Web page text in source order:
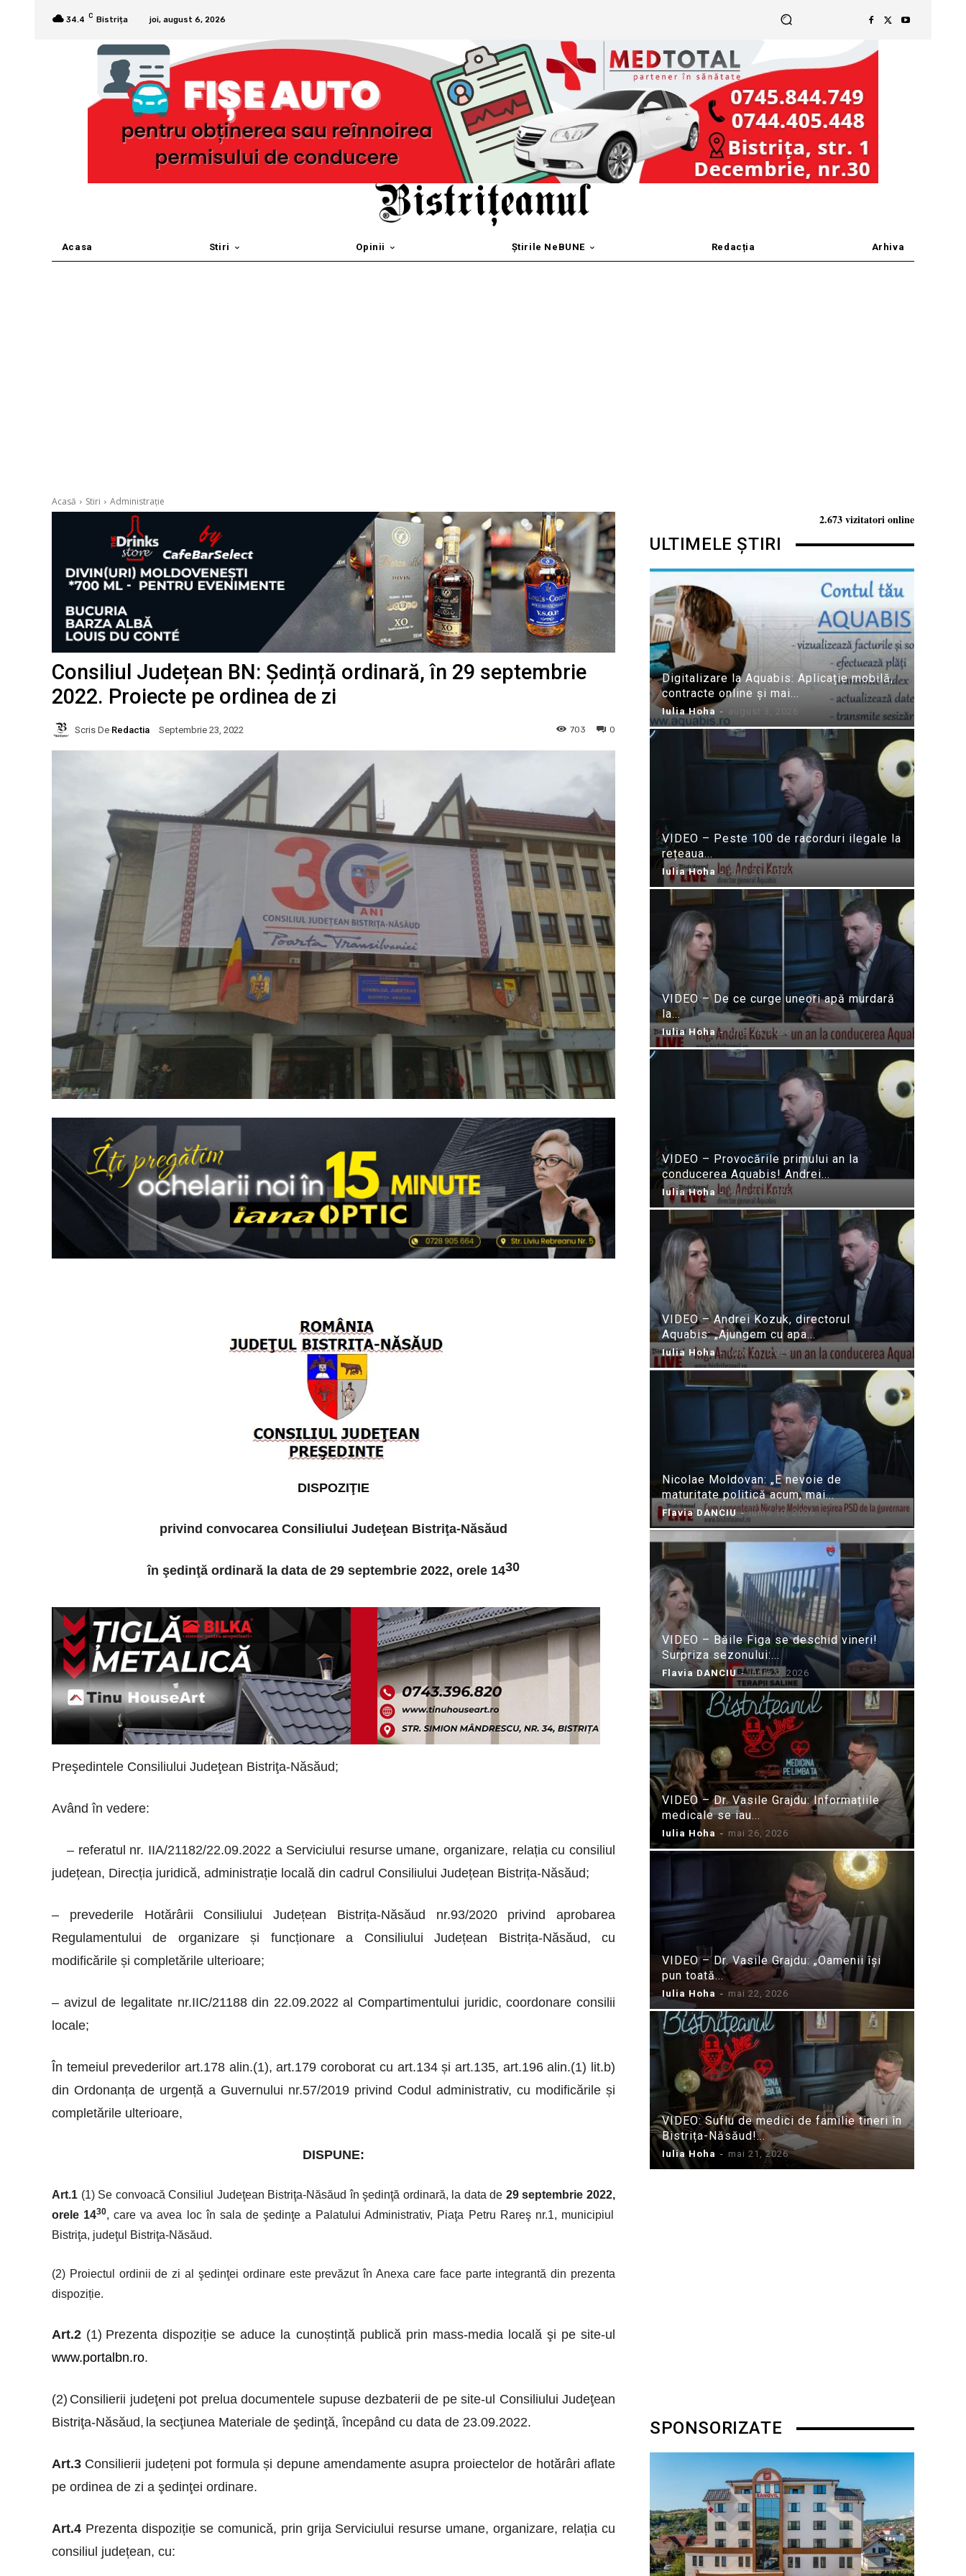
34.4 C Bistrița joi, august 6, 2026
Acasa Stiri Opinii Știrile NeBUNE Redacția Arhiva
Acasă Stiri Administrație
Consiliul Județean BN: Ședință ordinară, în 29 septembrie
2022. Proiecte pe ordinea de zi
Scris De Redactia Septembrie 23, 2022 0
703
DISPOZIŢIE
privind convocarea Consiliului Judeţean Bistriţa-Năsăud
în şedinţă ordinară la data de 29 septembrie 2022, orele 1430
Preşedintele Consiliului Judeţean Bistriţa-Năsăud;
Avândîn vedere:
– referatul nr. IIA/21182/22.09.2022 a Serviciului resurse umane, organizare, relația cu consiliul
județean, Direcția juridică, administrație locală din cadrul Consiliului Județean Bistrița-Năsăud;
– prevederile Hotărârii Consiliului Județean Bistrița-Năsăud nr.93/2020 privind aprobarea
Regulamentului de organizare și funcționare a Consiliului Județean Bistrița-Năsăud, cu
modificările și completările ulterioare;
– avizul de legalitate nr.IIC/21188 din 22.09.2022 al Compartimentului juridic, coordonare consilii
locale;
În temeiul prevederilor art.178 alin.(1), art.179 coroborat cu art.134 și art.135, art.196 alin.(1) lit.b)
din Ordonanța de urgență a Guvernului nr.57/2019 privind Codul administrativ, cu modificările și
completările ulterioare,
DISPUNE:
Art.1 (1) Se convoacă Consiliul Judeţean Bistriţa-Năsăud în şedinţă ordinară, la data de 29 septembrie 2022,
orele 1430, care va avea loc în sala de şedinţe a Palatului Administrativ, Piaţa Petru Rareş nr.1, municipiul
Bistriţa, judeţul Bistriţa-Năsăud.
(2) Proiectul ordinii de zi al şedinţei ordinare este prevăzut în Anexa care face parte integrantă din prezenta
dispoziție.
Art.2 (1) Prezenta dispoziție se aduce la cunoștință publică prin mass-media locală şi pe site-ul
www.portalbn.ro.
(2) Consilierii judeţeni pot prelua documentele supuse dezbaterii de pe site-ul Consiliului Judeţean
Bistriţa-Năsăud, la secţiunea Materiale de şedinţă, începând cu data de 23.09.2022.
Art.3 Consilierii județeni pot formula și depune amendamente asupra proiectelor de hotărâri aflate
pe ordinea de zi a şedinţei ordinare.
Art.4 Prezenta dispoziție se comunică, prin grija Serviciului resurse umane, organizare, relația cu
consiliul județean, cu:
2.673 vizitatori online
ULTIMELE ȘTIRI
Digitalizare la Aquabis: Aplicație mobilă,
contracte online și mai...
Iulia Hoha - august 3, 2026
VIDEO – Peste 100 de racorduri ilegale la
rețeaua...
Iulia Hoha - iulie 31, 2026
VIDEO – De ce curge uneori apă murdară
la...
Iulia Hoha - iulie 24, 2026
VIDEO – Provocările primului an la
conducerea Aquabis! Andrei...
Iulia Hoha - iulie 21, 2026
VIDEO – Andrei Kozuk, directorul
Aquabis: „Ajungem cu apa...
Iulia Hoha - iulie 21, 2026
Nicolae Moldovan: „E nevoie de
maturitate politică acum, mai...
Flavia DANCIU - iunie 10, 2026
VIDEO – Băile Figa se deschid vineri!
Surpriza sezonului:...
Flavia DANCIU - iunie 9, 2026
VIDEO – Dr. Vasile Grajdu: Informațiile
medicale se iau...
Iulia Hoha - mai 26, 2026
VIDEO – Dr. Vasile Grajdu: „Oamenii își
pun toată...
Iulia Hoha - mai 22, 2026
VIDEO: Suflu de medici de familie tineri în
Bistrița-Năsăud!...
Iulia Hoha - mai 21, 2026
SPONSORIZATE